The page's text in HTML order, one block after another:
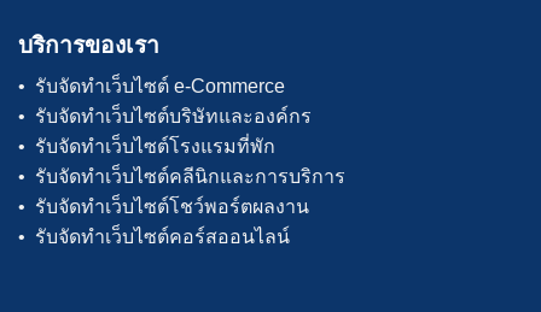
บริการของเรา
• รับจัดทำเว็บไซต์ e-Commerce
• รับจัดทำเว็บไซต์บริษัทและองค์กร
• รับจัดทำเว็บไซต์โรงแรมที่พัก
• รับจัดทำเว็บไซต์คลีนิกและการบริการ
• รับจัดทำเว็บไซต์โชว์พอร์ตผลงาน
• รับจัดทำเว็บไซต์คอร์สออนไลน์